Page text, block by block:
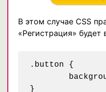
В этом случае CSS
«Регистрация» будет
.button {